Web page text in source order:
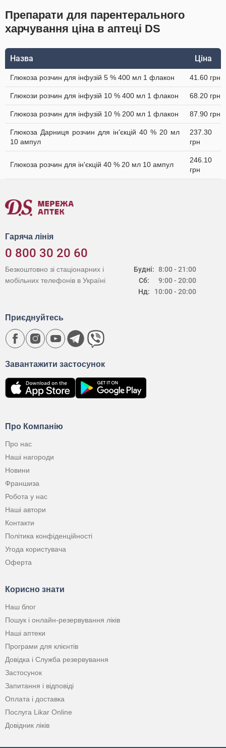
Препарати для парентерального
харчування ціна в аптеці DS
Назва Ціна
Глюкоза розчин для інфузій 5 % 400 мл 1 флакон 41.60 грн
Глюкози розчин для інфузій 10 % 400 мл 1 флакон 68.20 грн
Глюкоза розчин для інфузій 10 % 200 мл 1 флакон 87.90 грн
Глюкоза Дарниця розчин для ін'єкцій 40 % 20 мл
10 ампул
237.30
грн
Глюкоза розчин для ін'єкцій 40 % 20 мл 10 ампул
246.10
грн
Гаряча лінія
0 800 30 20 60
Будні:
Сб:
Нд:
8:00 - 21:00
9:00 - 20:00
10:00 - 20:00
Безкоштовно зі стаціонарних і
мобільних телефонів в Україні
Про Компанію
Про нас
Наші нагороди
Новини
Франшиза
Робота у нас
Наші автори
Контакти
Політика конфіденційності
Угода користувача
Оферта
Корисно знати
Наш блог
Пошук і онлайн-резервування ліків
Наші аптеки
Програми для клієнтів
Довідка і Служба резервування
Застосунок
Запитання і відповіді
Оплата і доставка
Послуга Likar Online
Довідник ліків
Завантажити застосунок
Приєднуйтесь